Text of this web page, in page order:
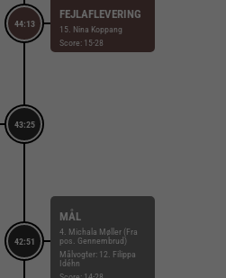
44:13
FEJLAFLEVERING
15. Nina Koppang
Score: 15-28
43:25
42:51
MÅL
4. Michala Møller (Fra
pos. Gennembrud)
Målvogter: 12. Filippa
Idéhn